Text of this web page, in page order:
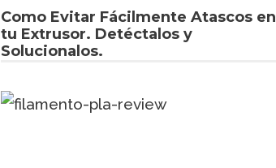
Como Evitar Fácilmente Atascos en
tu Extrusor. Detéctalos y
Solucionalos.